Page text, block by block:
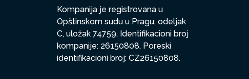
Kompanija je registrovana u
Opštinskom sudu u Pragu, odeljak
C, uložak 74759, Identifikacioni broj
kompanije: 26150808, Poreski
identifikacioni broj: CZ26150808.